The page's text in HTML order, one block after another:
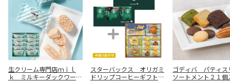
生クリーム専門店ｍｉｌ
ｋ ミルキーダックワーズ
スターバックス オリガミ
ドリップコーヒーギフト＋
ゴディバ パティス
ソートメント２１個